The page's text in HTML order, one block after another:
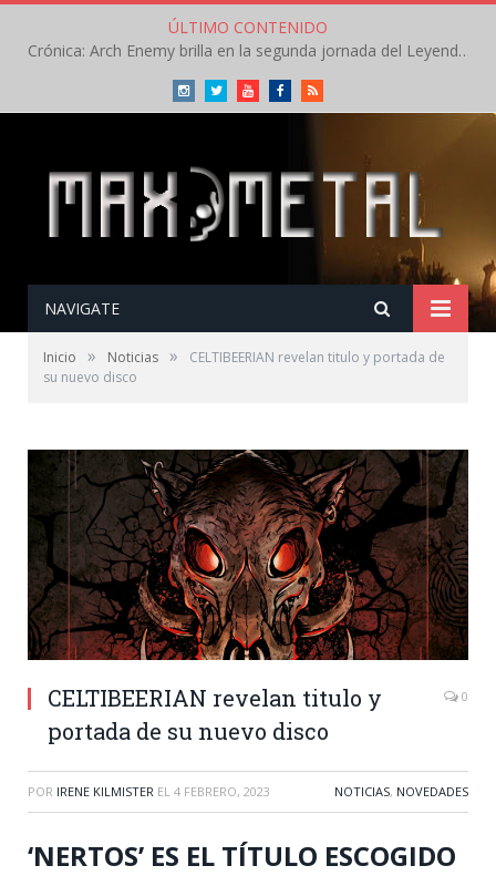
ÚLTIMO CONTENIDO
Crónica: Arch Enemy brilla en la segunda jornada del Leyendas del Rock – Jueves – Agosto 2026
InstagramTwitterYoutubeFacebookRSS
NAVIGATE
Inicio » Noticias »
CELTIBEERIAN revelan titulo y portada de
su nuevo disco
CELTIBEERIAN revelan titulo y
portada de su nuevo disco
0
POR IRENE KILMISTER EL 4 FEBRERO, 2023 NOTICIAS, NOVEDADES
‘NERTOS’ ES EL TÍTULO ESCOGIDO